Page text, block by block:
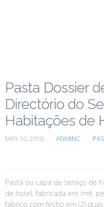
Pasta Dossier
Directório do
Habitações de
MAY 10, 2018 ADMINC
Pasta ou capa de serviço de
de hotel, fabricada em imit.
fabrico com fecho em (2)